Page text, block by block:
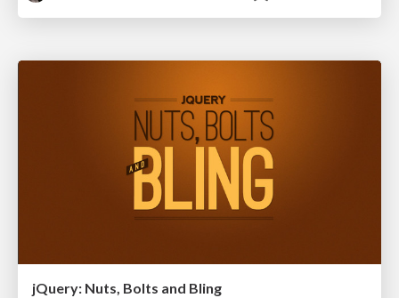
jQuery: Nuts, Bolts and Bling